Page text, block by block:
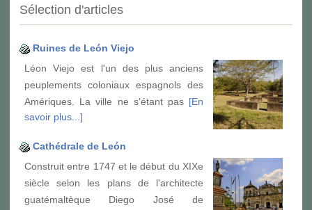
Sélection d'articles
Ruines de León Viejo
Léon Viejo est l'un des plus anciens
peuplements coloniaux espagnols des
Amériques. La ville ne s'étant pas [En
savoir plus...]
Cathédrale de León
Construit entre 1747 et le début du XIXe
siècle selon les plans de l'architecte
guatémaltèque Diego José de